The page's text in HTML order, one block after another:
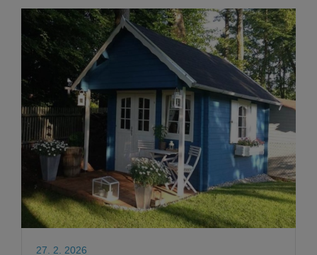
27. 2. 2026